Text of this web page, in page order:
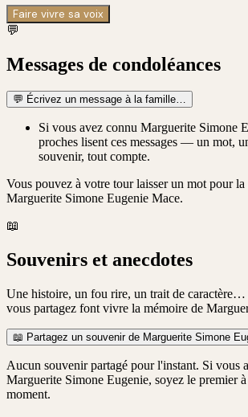
Faire vivre sa voix
💬
Messages de condoléances
💬 Écrivez un message à la famille…
Si vous avez connu Marguerite Simone
proches lisent ces messages — un mot,
souvenir, tout compte.
Vous pouvez à votre tour laisser un mot pour
Marguerite Simone Eugenie Mace.
📖
Souvenirs et anecdotes
Une histoire, un fou rire, un trait de caractère…
vous partagez font vivre la mémoire de
📖 Partagez un souvenir de Marguerite Simone
Aucun souvenir partagé pour l'instant. Si vous
Marguerite Simone Eugenie, soyez le premier
moment.